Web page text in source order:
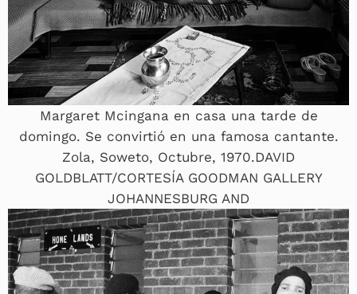
Margaret Mcingana en casa una tarde de
domingo. Se convirtió en una famosa cantante.
Zola, Soweto, Octubre, 1970.DAVID
GOLDBLATT/CORTESÍA GOODMAN GALLERY
JOHANNESBURG AND